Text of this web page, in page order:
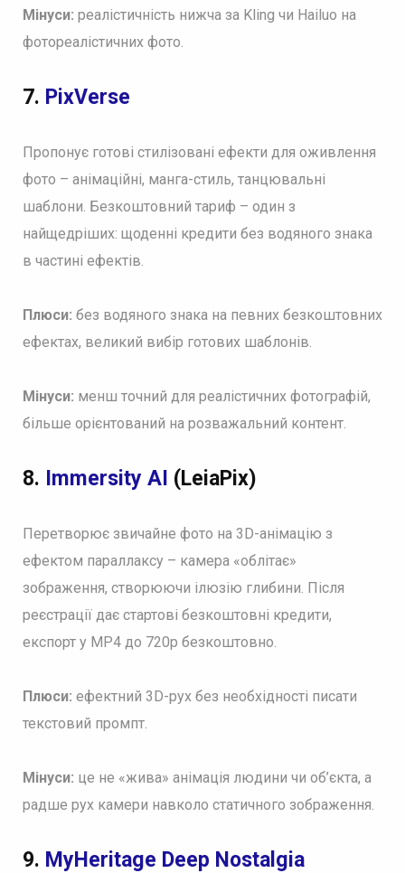
Мінуси: реалістичність нижча за Kling чи Hailuo на
фотореалістичних фото.
7. PixVerse
Пропонує готові стилізовані ефекти для оживлення
фото – анімаційні, манга-стиль, танцювальні
шаблони. Безкоштовний тариф – один з
найщедріших: щоденні кредити без водяного знака
в частині ефектів.
Плюси: без водяного знака на певних безкоштовних
ефектах, великий вибір готових шаблонів.
Мінуси: менш точний для реалістичних фотографій,
більше орієнтований на розважальний контент.
8. Immersity AI (LeiaPix)
Перетворює звичайне фото на 3D-анімацію з
ефектом параллаксу – камера «облітає»
зображення, створюючи ілюзію глибини. Після
реєстрації дає стартові безкоштовні кредити,
експорт у MP4 до 720p безкоштовно.
Плюси: ефектний 3D-рух без необхідності писати
текстовий промпт.
Мінуси: це не «жива» анімація людини чи об’єкта, а
радше рух камери навколо статичного зображення.
9. MyHeritage Deep Nostalgia